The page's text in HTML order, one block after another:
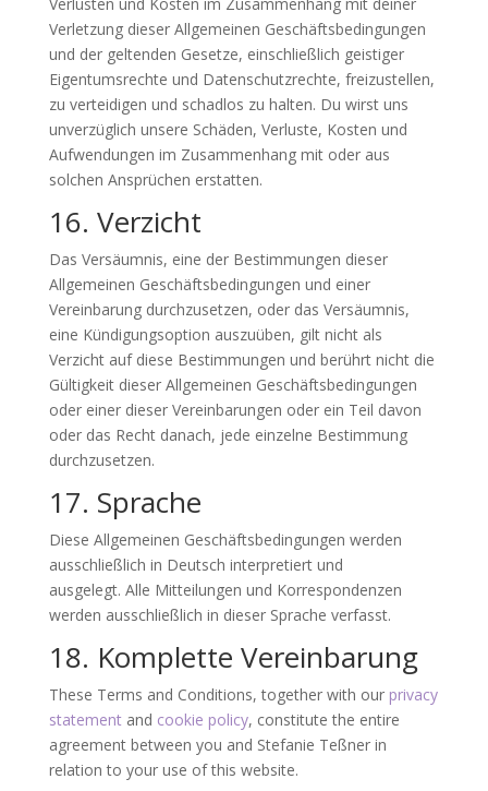
Verletzung dieser Allgemeinen Geschäftsbedingungen
und der geltenden Gesetze, einschließlich geistiger
Eigentumsrechte und Datenschutzrechte, freizustellen,
zu verteidigen und schadlos zu halten. Du wirst uns
unverzüglich unsere Schäden, Verluste, Kosten und
Aufwendungen im Zusammenhang mit oder aus
solchen Ansprüchen erstatten.
16. Verzicht
Das Versäumnis, eine der Bestimmungen dieser
Allgemeinen Geschäftsbedingungen und einer
Vereinbarung durchzusetzen, oder das Versäumnis,
eine Kündigungsoption auszuüben, gilt nicht als
Verzicht auf diese Bestimmungen und berührt nicht die
Gültigkeit dieser Allgemeinen Geschäftsbedingungen
oder einer dieser Vereinbarungen oder ein Teil davon
oder das Recht danach, jede einzelne Bestimmung
durchzusetzen.
17. Sprache
Diese Allgemeinen Geschäftsbedingungen werden
ausschließlich in Deutsch interpretiert und
ausgelegt. Alle Mitteilungen und Korrespondenzen
werden ausschließlich in dieser Sprache verfasst.
18. Komplette Vereinbarung
These Terms and Conditions, together with our privacy
statementand cookie policy, constitute the entire
agreement between you and Stefanie Teßner in
relation to your use of this website.